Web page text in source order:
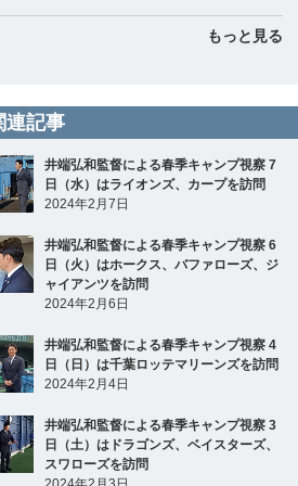
もっと見る
連記事
井端弘和監督による春季キャンプ視察 7
日（水）はライオンズ、カープを訪問
2024年2月7日
井端弘和監督による春季キャンプ視察 6
日（火）はホークス、バファローズ、ジ
ャイアンツを訪問
2024年2月6日
井端弘和監督による春季キャンプ視察 4
日（日）は千葉ロッテマリーンズを訪問
2024年2月4日
井端弘和監督による春季キャンプ視察 3
日（土）はドラゴンズ、ベイスターズ、
スワローズを訪問